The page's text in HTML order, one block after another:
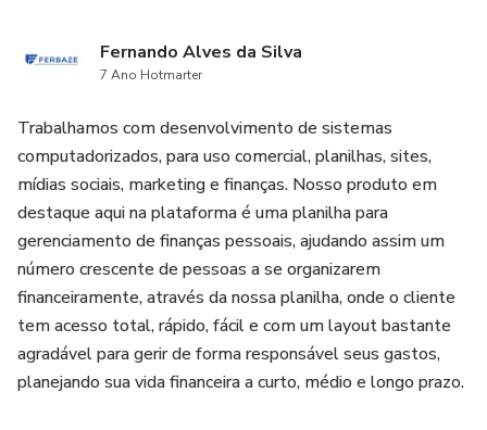
• Técnicas de corte profissional para estimular densidade
• Orientações para solo compacto e drenagem adequada
• Procedimentos para períodos de seca e frio
Tudo explicado de forma clara, objetiva e aplicável, mesmo
para iniciantes.
O Método Grama Santo Agostinho 365™ foi desenvolvido
para gerar resultado real: um gramado uniforme,
resistente, valorizado e com aparência de alto padrão —
Fernando Alves da Silva
7 Ano Hotmarter
Trabalhamos com desenvolvimento de sistemas
computadorizados, para uso comercial, planilhas, sites,
mídias sociais, marketing e finanças. Nosso produto em
destaque aqui na plataforma é uma planilha para
gerenciamento de finanças pessoais, ajudando assim um
número crescente de pessoas a se organizarem
financeiramente, através da nossa planilha, onde o cliente
tem acesso total, rápido, fácil e com um layout bastante
agradável para gerir de forma responsável seus gastos,
planejando sua vida financeira a curto, médio e longo prazo.